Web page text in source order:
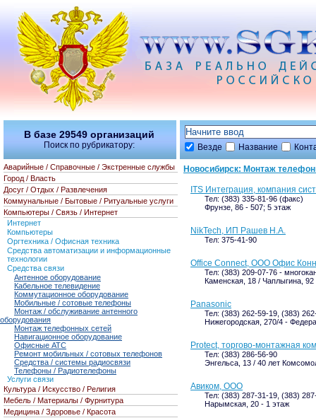
Везде Название
Новосибирск: Монтаж
ITS Интеграция, компания
Тел: (383) 335-81-96 (факс)
Фрунзе, 86 - 507; 5 этаж
NikTech, ИП Рашев Н.А.
Тел: 375-41-90
Office Connect, ООО Офис
Тел: (383) 209-07-76 -
Каменская, 18 / Чаплыгина,
Panasonic
Тел: (383) 262-59-19, (383)
Нижегородская, 270/4 -
Protect, торгово-монтажная
Тел: (383) 286-56-90
Энгельса, 13 / 40 лет
Авиком, ООО
Тел: (383) 287-31-19, (383)
Нарымская, 20 - 1 этаж
В базе 29549 организаций
Поиск по рубрикатору:
Аварийные / Справочные / Экстренные службы
Город / Власть
Досуг / Отдых / Развлечения
Коммунальные / Бытовые / Ритуальные услуги
Компьютеры / Связь / Интернет
Интернет
Компьютеры
Оргтехника / Офисная техника
Средства автоматизации и информационные
технологии
Средства связи
Антенное оборудование
Кабельное телевидение
Коммутационное оборудование
Мобильные / сотовые телефоны
Монтаж / обслуживание антенного
оборудования
Монтаж телефонных сетей
Навигационное оборудование
Офисные АТС
Ремонт мобильных / сотовых телефонов
Средства / системы радиосвязи
Телефоны / Радиотелефоны
Услуги связи
Культура / Искусство / Религия
Мебель / Материалы / Фурнитура
Медицина / Здоровье / Красота